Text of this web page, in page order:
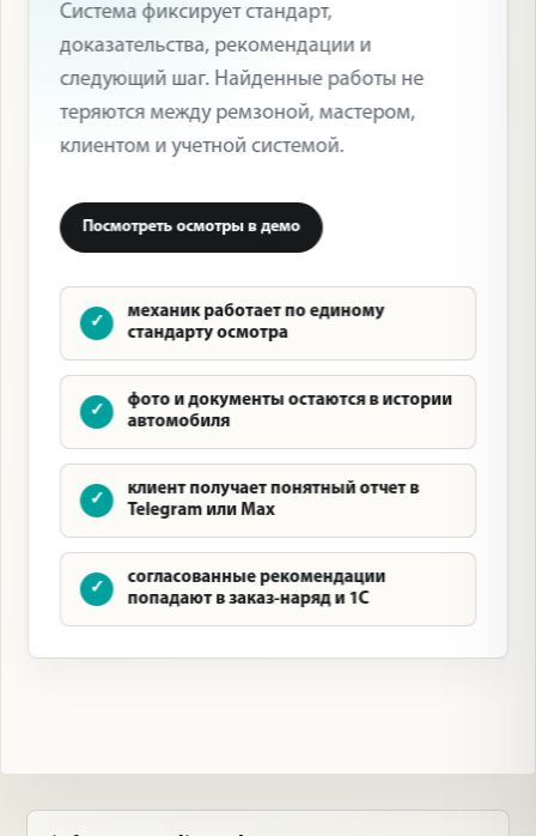
Система фиксирует стандарт,
доказательства, рекомендации и
следующий шаг. Найденные работы не
теряются между ремзоной, мастером,
клиентом и учетной системой.
Посмотреть осмотры в демо
механик работает по единому
стандарту осмотра
фото и документы остаются в истории
автомобиля
клиент получает понятный отчет в
Telegram или Max
согласованные рекомендации
попадают в заказ-наряд и 1С